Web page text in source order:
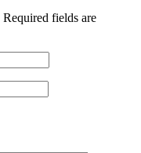
Required fields are